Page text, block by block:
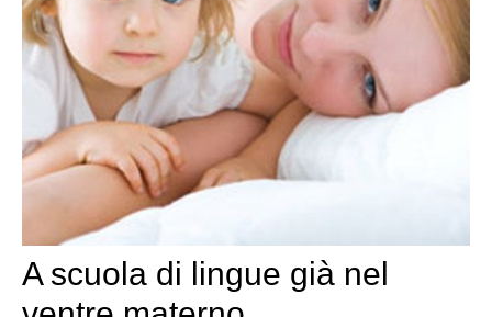
A scuola di lingue già nel